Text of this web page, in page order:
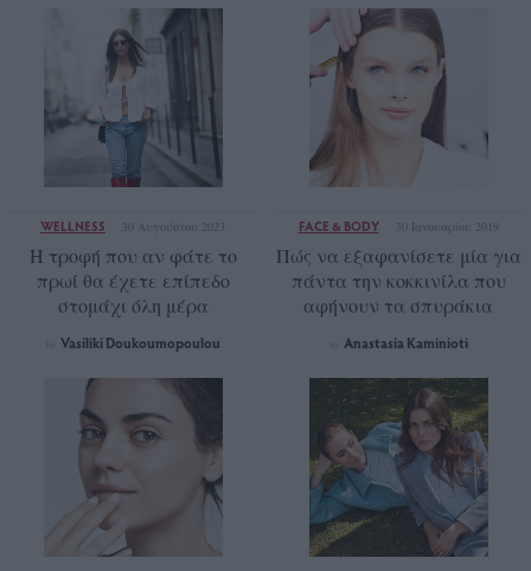
WELLNESS 30 Αυγούστου 2023
Η τροφή που αν φάτε το
πρωί θα έχετε επίπεδο
στομάχι όλη μέρα
Vasiliki Doukoumopoulou
FACE & BODY 30 Ιανουαρίου 2019
Πώς να εξαφανίσετε μία για
πάντα την κοκκινίλα που
αφήνουν τα σπυράκια
Anastasia Kaminioti